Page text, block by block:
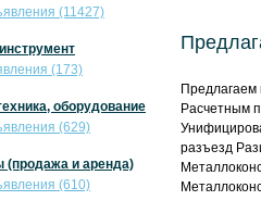
Предлагаем
Расчетным
разъезд
(11427)
(173)
оборудование
(629)
(продажа и аренда)
(610)